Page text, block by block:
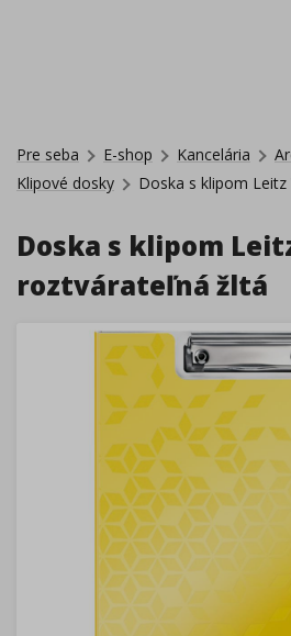
Pre seba E-shop Kancelária
Klipové dosky
Doska s klipom
Doska s klipom
roztvárateľná žltá